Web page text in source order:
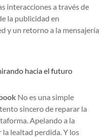
interacciones a través de
la publicidad en
y un retorno a la mensajería
hacia el futuro
No es una simple
sincero de reparar la
Apelando a la
lealtad perdida. Y los